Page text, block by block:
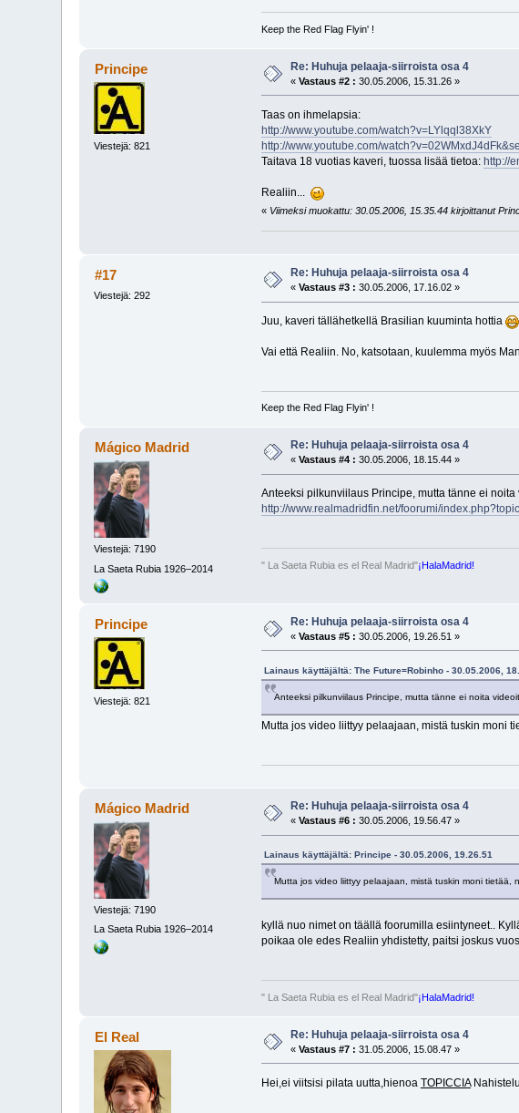
Keep the Red Flag Flyin' !
Principe
Viestejä: 821
Re: Huhuja pelaaja-siirroista osa 4
«Vastaus #2 : 30.05.2006, 15.31.26 »
Taas on ihmelapsia:
http://www.youtube.com/watch?v=LYlqql38XkY
http://www.youtube.com/
Taitava 18 vuotias kaveri, tuossa lisää tietoa: http://
Realiin...
« Viimeksi muokattu: 30.05.2006, 15.35.44 kirjoittanut
#17
Viestejä: 292
Re: Huhuja pelaaja-siirroista osa 4
«Vastaus #3 : 30.05.2006, 17.16.02 »
Juu, kaveri tällähetkellä Brasilian kuuminta hottia
Vai että Realiin. No, katsotaan, kuulemma myös
Keep the Red Flag Flyin' !
Mágico Madrid
Viestejä: 7190
La Saeta Rubia 1926–2014
Re: Huhuja pelaaja-siirroista osa 4
«Vastaus #4 : 30.05.2006, 18.15.44 »
Anteeksi pilkunviilaus Principe, mutta tänne ei
http://www.realmadridfin.net/foorumi/
" La Saeta Rubia es el Real Madrid"¡HalaMadrid!
Principe
Viestejä: 821
Re: Huhuja pelaaja-siirroista osa 4
«Vastaus #5 : 30.05.2006, 19.26.51 »
Lainaus käyttäjältä: The Future=Robinho - 30.05.2006,
Anteeksi pilkunviilaus Principe, mutta tänne ei noita
Mutta jos video liittyy pelaajaan, mistä tuskin moni
Mágico Madrid
Viestejä: 7190
La Saeta Rubia 1926–2014
Re: Huhuja pelaaja-siirroista osa 4
«Vastaus #6 : 30.05.2006, 19.56.47 »
Lainaus käyttäjältä: Principe - 30.05.2006, 19.26.51
Mutta jos video liittyy pelaajaan, mistä tuskin moni
kyllä nuo nimet on täällä foorumilla esiintyneet..
poikaa ole edes Realiin yhdistetty, paitsi joskus
" La Saeta Rubia es el Real Madrid"¡HalaMadrid!
El Real Re: Huhuja pelaaja-siirroista osa 4
«Vastaus #7 : 31.05.2006, 15.08.47 »
Hei,ei viitsisi pilata uutta,hienoa TOPICCIA